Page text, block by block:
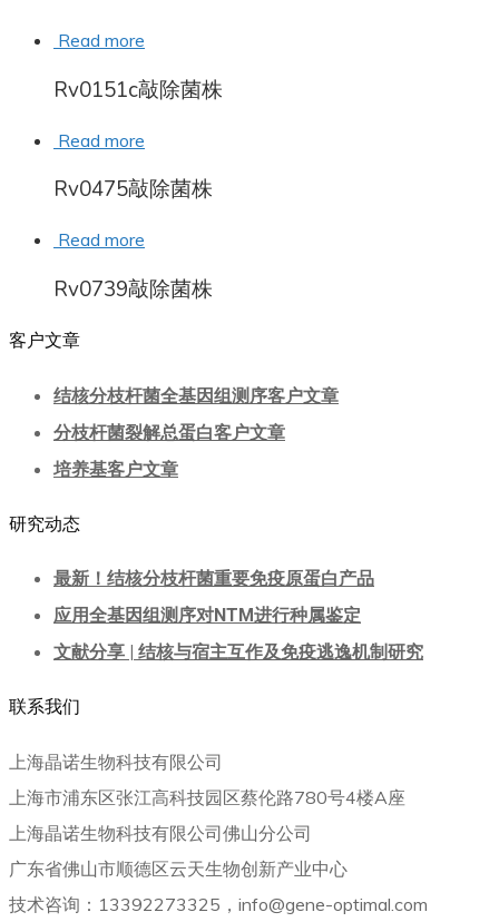
Read more
Rv0151c敲除菌株
Read more
Rv0475敲除菌株
Read more
Rv0739敲除菌株
客户文章
结核分枝杆菌全基因组测序客户文章
分枝杆菌裂解总蛋白客户文章
培养基客户文章
研究动态
最新！结核分枝杆菌重要免疫原蛋白产品
应用全基因组测序对NTM进行种属鉴定
文献分享 | 结核与宿主互作及免疫逃逸机制研究
联系我们
上海晶诺生物科技有限公司
上海市浦东区张江高科技园区蔡伦路780号4楼A座
上海晶诺生物科技有限公司佛山分公司
广东省佛山市顺德区云天生物创新产业中心
技术咨询：13392273325，info@gene-optimal.com